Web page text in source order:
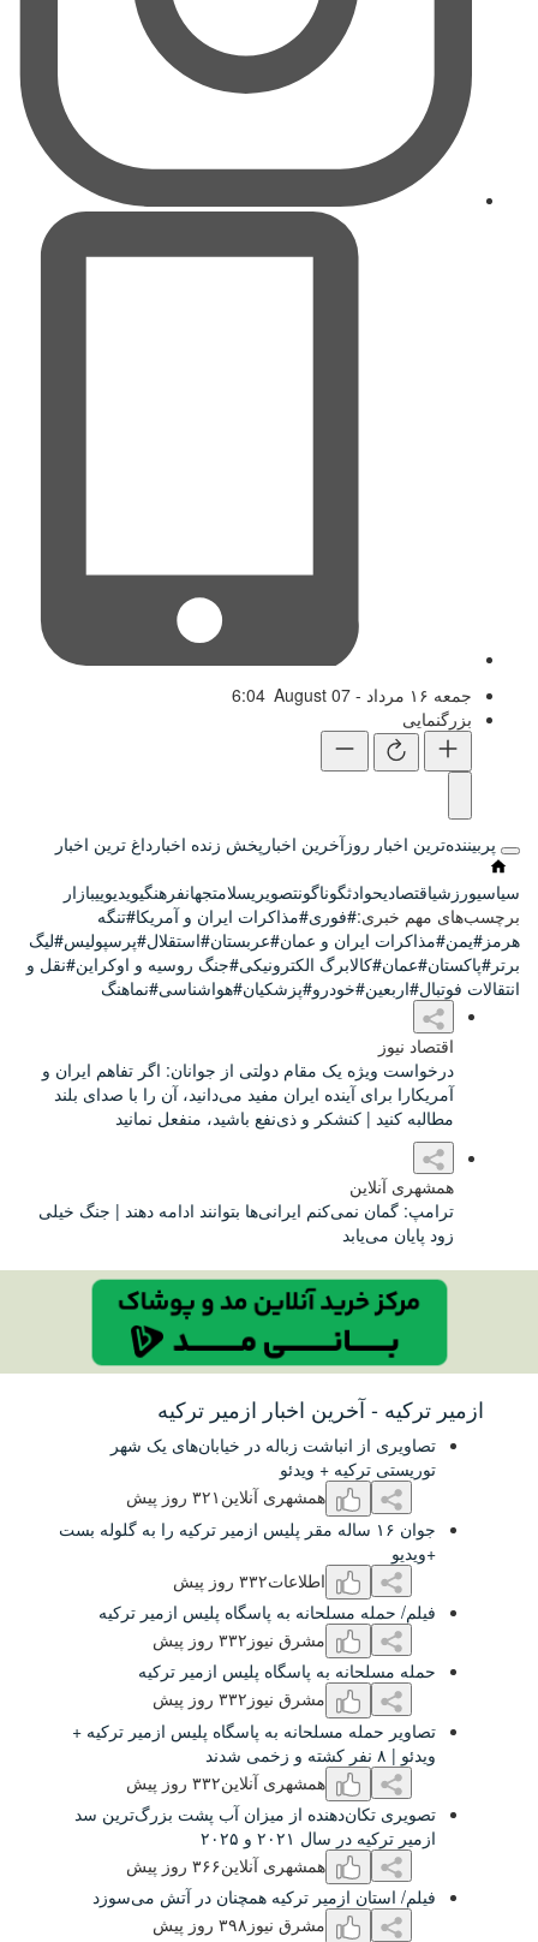
6:04
روزآخرین اخبارپخش زنده اخبارداغ ترین اخبار
گوناگون تصویریسلامتجهانفرهنگیویدیویی بازار
#فوری#مذاکرات ایران و آمریکا#تنگه
و عمان#عربستان #استقلال#پرسپولیس#لیگ
الکترونیکی#جنگ روسیه و اوکراین#نقل و
#خودرو#پزشکیان#هواشناسی #نماهنگ
یک مقام دولتی از جوانان: اگر تفاهم ایران و
آینده ایران مفید می‌دانید، آن را با صدای بلند
| کنشکر و ‌ذی‌نفع باشید، منفعل نمانید
نمی‌کنم ایرانی‌ها بتوانند ادامه دهند | جنگ خیلی
آخرین اخبار ازمیر ترکیه
انباشت زباله در خیابان‌های یک شهر
همشهری آنلاین٣۲۱ روز پیش
جوان ۱۶ ساله مقر پلیس ازمیر ترکیه را به گلوله بست
٣٣۲ روز پیش
مسلحانه به پاسگاه پلیس ازمیر ترکیه
٣٣۲ روز پیش
به پاسگاه پلیس ازمیر ترکیه
٣٣۲ روز پیش
مسلحانه به پاسگاه پلیس ازمیر ترکیه +
همشهری آنلاین٣٣۲ روز پیش
از میزان آب پشت بزرگ‌ترین سد
همشهری آنلاین٣۶۶ روز پیش
ازمیر ترکیه همچنان در آتش می‌سوزد
٣٩۸ روز پیش